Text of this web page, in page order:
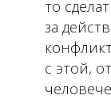
то
за
с этой,